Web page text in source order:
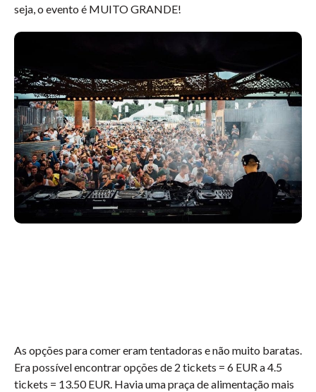
seja, o evento é MUITO GRANDE!
As opções para comer eram tentadoras e não muito baratas.
Era possível encontrar opções de 2 tickets = 6 EUR a 4.5
tickets = 13.50 EUR. Havia uma praça de alimentação mais